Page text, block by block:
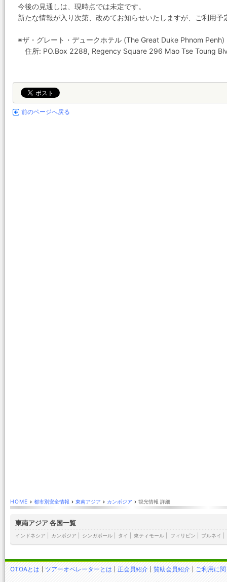
今後の見通しは、現時点では未定です。
新たな情報が入り次第、改めてお知らせいたしますが、ご利用予
※ザ・グレート・デュークホテル (The Great Duke Phnom Penh)
住所: PO.Box 2288, Regency Square 296 Mao Tse Toung
前のページへ戻る
HOME › 都市別安全情報 › 東南アジア › カンボジア › 観光情報 詳細
東南アジア 各国一覧
インドネシア カンボジア シンガポール タイ 東ティモール フィリピン ブルネイ
OTOAとは ツアーオペレーターとは 正会員紹介 賛助会員紹介 ご利用に